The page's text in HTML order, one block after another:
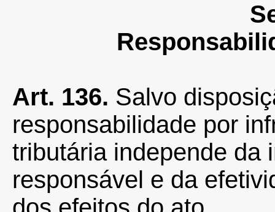
Art. 136. Salvo
responsabilidade por
tributária independe da
responsável e da